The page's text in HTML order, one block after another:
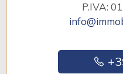
P.IVA: